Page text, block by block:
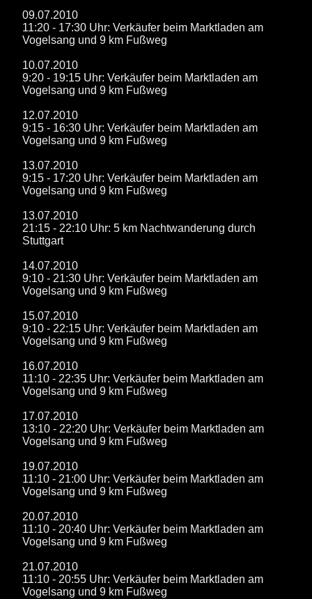
09.07.2010
11:20 - 17:30 Uhr: Verkäufer beim Marktladen am
Vogelsang und 9 km Fußweg
10.07.2010
9:20 - 19:15 Uhr: Verkäufer beim Marktladen am
Vogelsang und 9 km Fußweg
12.07.2010
9:15 - 16:30 Uhr: Verkäufer beim Marktladen am
Vogelsang und 9 km Fußweg
13.07.2010
9:15 - 17:20 Uhr: Verkäufer beim Marktladen am
Vogelsang und 9 km Fußweg
13.07.2010
21:15 - 22:10 Uhr: 5 km Nachtwanderung durch
Stuttgart
14.07.2010
9:10 - 21:30 Uhr: Verkäufer beim Marktladen am
Vogelsang und 9 km Fußweg
15.07.2010
9:10 - 22:15 Uhr: Verkäufer beim Marktladen am
Vogelsang und 9 km Fußweg
16.07.2010
11:10 - 22:35 Uhr: Verkäufer beim Marktladen am
Vogelsang und 9 km Fußweg
17.07.2010
13:10 - 22:20 Uhr: Verkäufer beim Marktladen am
Vogelsang und 9 km Fußweg
19.07.2010
11:10 - 21:00 Uhr: Verkäufer beim Marktladen am
Vogelsang und 9 km Fußweg
20.07.2010
11:10 - 20:40 Uhr: Verkäufer beim Marktladen am
Vogelsang und 9 km Fußweg
21.07.2010
11:10 - 20:55 Uhr: Verkäufer beim Marktladen am
Vogelsang und 9 km Fußweg